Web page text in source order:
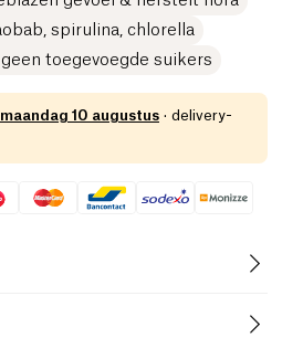
spirulina, chlorella
toegevoegde suikers
maandag 10 augustus · delivery-
(ingrediënten)